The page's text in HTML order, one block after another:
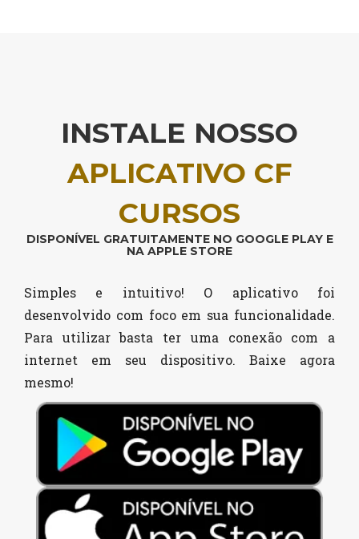
INSTALE NOSSO
APLICATIVO CF
CURSOS
DISPONÍVEL GRATUITAMENTE NO GOOGLE PLAY E
NA APPLE STORE
Simples e intuitivo! O aplicativo foi
desenvolvido com foco em sua funcionalidade.
Para utilizar basta ter uma conexão com a
internet em seu dispositivo. Baixe agora
mesmo!